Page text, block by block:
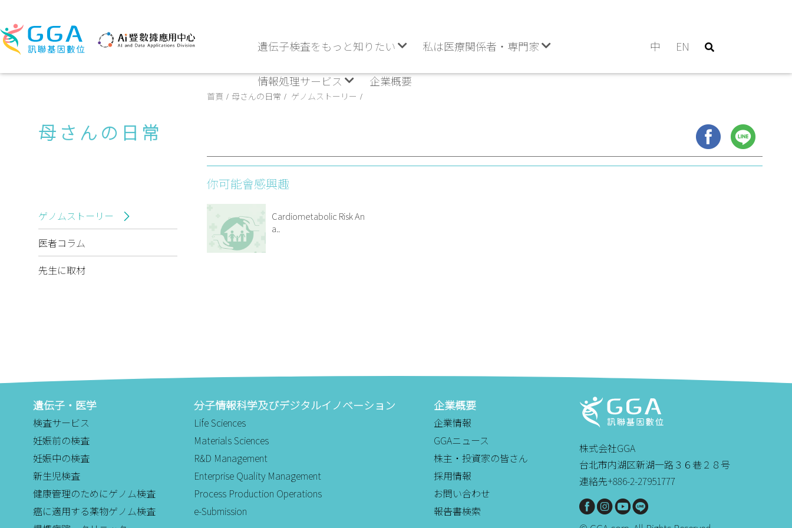
遺伝子検査をもっと知りたい 私は医療関係者・専門家
情報処理サービス 企業概要
中 EN
母さんの日常
ゲノムストーリー
医者コラム
先生に取材
首頁 母さんの日常 ゲノムストーリー
你可能會感興趣
Cardiometabolic Risk An
a..
遺伝子・医学
検査サービス
妊娠前の検査
妊娠中の検査
新生児検査
健康管理のためにゲノム検査
癌に適用する薬物ゲノム検査
分子情報科学及びデジタルイノベーション
Life Sciences
Materials Sciences
R&D Management
Enterprise Quality Management
Process Production Operations
e-Submission
企業概要
企業情報
GGAニュース
株主・投資家の皆さん
採用情報
お問い合わせ
報告書検索
株式会社GGA
台北市内湖区新湖一路３６巷２８号
連絡先+886-2-27951777